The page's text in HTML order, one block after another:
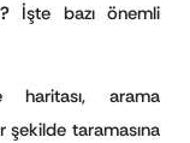
İşte bazı önemli
arama
şekilde taramasına